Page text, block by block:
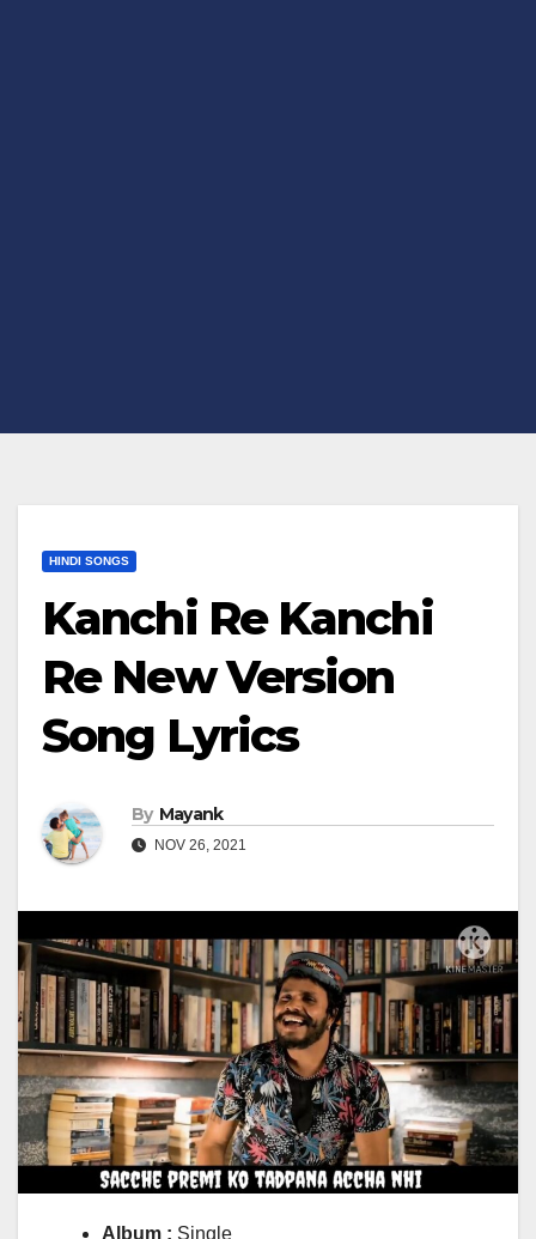
HINDI SONGS
Kanchi Re Kanchi
Re New Version
Song Lyrics
By Mayank
NOV 26, 2021
Album : Single